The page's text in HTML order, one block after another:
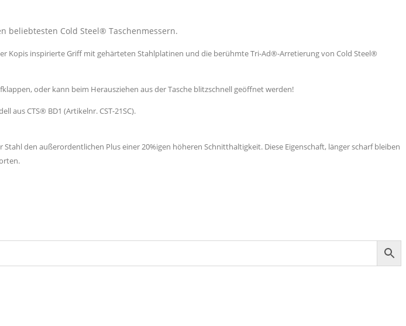
beliebtesten Cold Steel® Taschenmessern.
Kopis inspirierte Griff mit gehärteten Stahlplatinen und die berühmte Tri-Ad®-Arretierung von Cold Steel®
oder kann beim Herausziehen aus der Tasche blitzschnell geöffnet werden!
aus CTS® BD1 (Artikelnr. CST-21SC).
den außerordentlichen Plus einer 20%igen höheren Schnitthaltigkeit. Diese Eigenschaft, länger scharf bleiben